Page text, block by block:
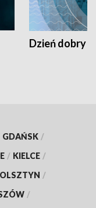
Dzień dobry
GDAŃSK /
/ KIELCE /
OLSZTYN /
/